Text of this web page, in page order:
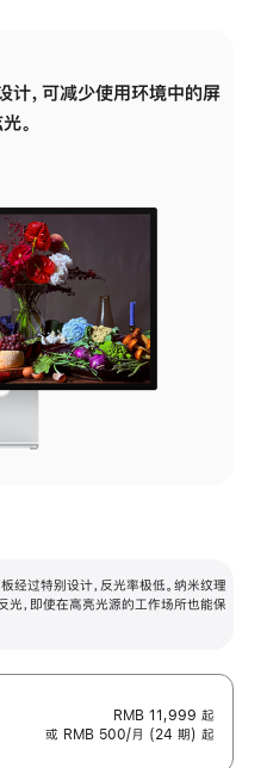
计，可减少使用环境中的屏
。
经过特别设计，反光率极低。纳米纹理
光，即使在高亮光源的工作场所也能保
RMB 11,999 起
或 RMB 500/月 (24 期) 起